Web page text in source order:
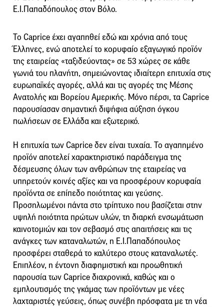
Ε.Ι.Παπαδόπουλος στον Βόλο.
Το Caprice έχει αγαπηθεί εδώ και χρόνια από τους
Έλληνες, ενώ αποτελεί το κορυφαίο εξαγωγικό προϊόν
της εταιρείας «ταξιδεύοντας» σε 53 χώρες σε κάθε
γωνιά του πλανήτη, σημειώνοντας ιδιαίτερη επιτυχία στις
ευρωπαϊκές αγορές, αλλά και τις αγορές της Μέσης
Ανατολής και Βορείου Αμερικής. Μόνο πέρσι, τα Caprice
παρουσίασαν σημαντική διψήφια αύξηση όγκου
πωλήσεων σε Ελλάδα και εξωτερικό.
Η επιτυχία των Caprice δεν είναι τυχαία. Το αγαπημένο
προϊόν αποτελεί χαρακτηριστικό παράδειγμα της
δέσμευσης όλων των ανθρώπων της εταιρείας να
υπηρετούν κοινές αξίες και να προσφέρουν κορυφαία
προϊόντα σε επίπεδο ποιότητας και γεύσης.
Προσηλωμένοι πάντα στο τρίπτυχο που βασίζεται στην
υψηλή ποιότητα πρώτων υλών, τη διαρκή ενσωμάτωση
καινοτομιών και τον σεβασμό στις απαιτήσεις και τις
ανάγκες των καταναλωτών, η Ε.Ι.Παπαδόπουλος
προσφέρει σταθερά το καλύτερο στους καταναλωτές.
Επιπλέον, η έντονη διαφημιστική και προωθητική
παρουσία των Caprice διαχρονικά, καθώς και ο
εμπλουτισμός της γκάμας των προϊόντων με νέες
λαχταριστές γεύσεις, όπως συνέβη πρόσφατα με τη νέα